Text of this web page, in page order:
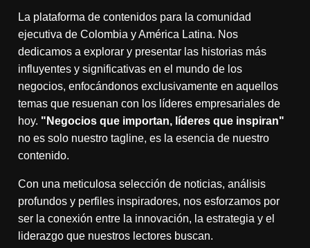
La plataforma de contenidos para la comunidad
ejecutiva de Colombia y América Latina. Nos
dedicamos a explorar y presentar las historias más
influyentes y significativas en el mundo de los
negocios, enfocándonos exclusivamente en aquellos
temas que resuenan con los líderes empresariales de
hoy. "Negocios que importan, líderes que inspiran"
no es solo nuestro tagline, es la esencia de nuestro
contenido.
Con una meticulosa selección de noticias, análisis
profundos y perfiles inspiradores, nos esforzamos por
ser la conexión entre la innovación, la estrategia y el
liderazgo que nuestros lectores buscan.